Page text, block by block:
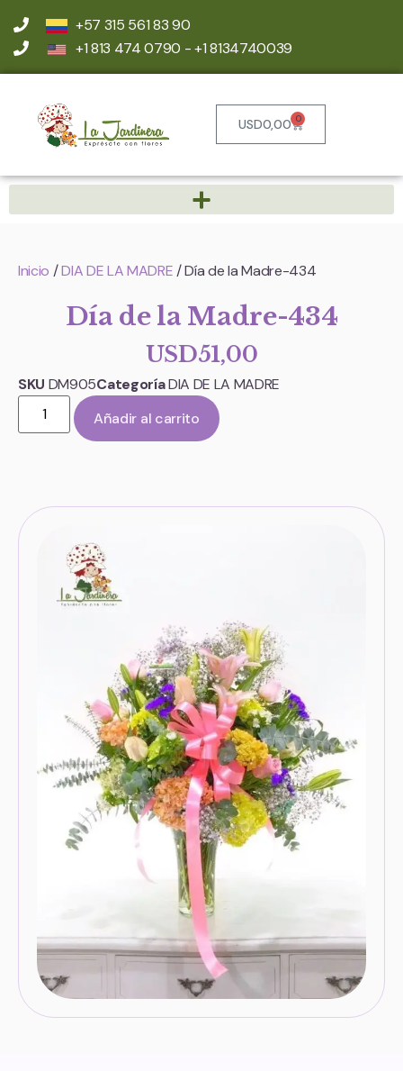
+57 315 561 83 90
+1 813 474 0790 - +1 8134740039
USD0,00 0
Inicio /DIA DE LA MADRE / Día de la Madre-434
Día de la Madre-434
USD51,00
SKU DM905CategoríaDIA DE LA MADRE
Añadir al carrito